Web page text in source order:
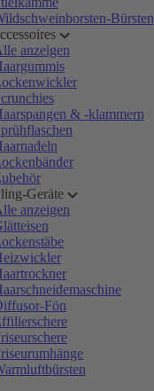
Bürsten
anzeigen
& -klammern
Geräte
anzeigen
Fön